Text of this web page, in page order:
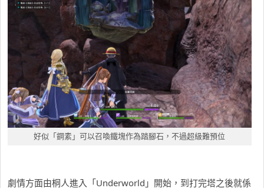
好似「鋼素」可以召喚鐵塊作為踏腳石，不過超級難預位
劇情方面由桐人進入「Underworld」開始，到打完塔之後就係